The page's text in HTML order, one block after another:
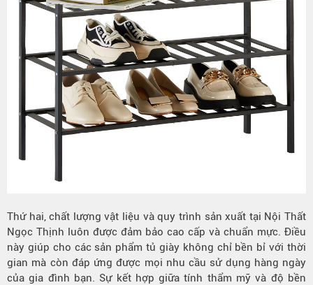
Thứ hai, chất lượng vật liệu và quy trình sản xuất tại Nội Thất
Ngọc Thịnh luôn được đảm bảo cao cấp và chuẩn mực. Điều
này giúp cho các sản phẩm tủ giày không chỉ bền bỉ với thời
gian mà còn đáp ứng được mọi nhu cầu sử dụng hàng ngày
của gia đình bạn. Sự kết hợp giữa tính thẩm mỹ và độ bền